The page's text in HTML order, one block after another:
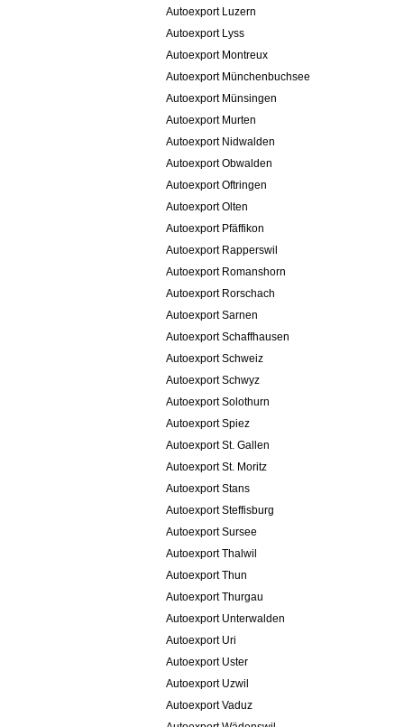
Autoexport Luzern
Autoexport Lyss
Autoexport Montreux
Autoexport Münchenbuchsee
Autoexport Münsingen
Autoexport Murten
Autoexport Nidwalden
Autoexport Obwalden
Autoexport Oftringen
Autoexport Olten
Autoexport Pfäffikon
Autoexport Rapperswil
Autoexport Romanshorn
Autoexport Rorschach
Autoexport Sarnen
Autoexport Schaffhausen
Autoexport Schweiz
Autoexport Schwyz
Autoexport Solothurn
Autoexport Spiez
Autoexport St. Gallen
Autoexport St. Moritz
Autoexport Stans
Autoexport Steffisburg
Autoexport Sursee
Autoexport Thalwil
Autoexport Thun
Autoexport Thurgau
Autoexport Unterwalden
Autoexport Uri
Autoexport Uster
Autoexport Uzwil
Autoexport Vaduz